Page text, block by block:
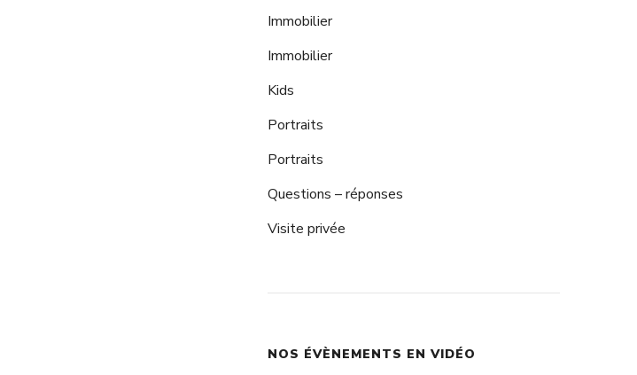
Immobilier
Immobilier
Kids
Portraits
Portraits
Questions – réponses
Visite privée
NOS ÉVÈNEMENTS EN VIDÉO